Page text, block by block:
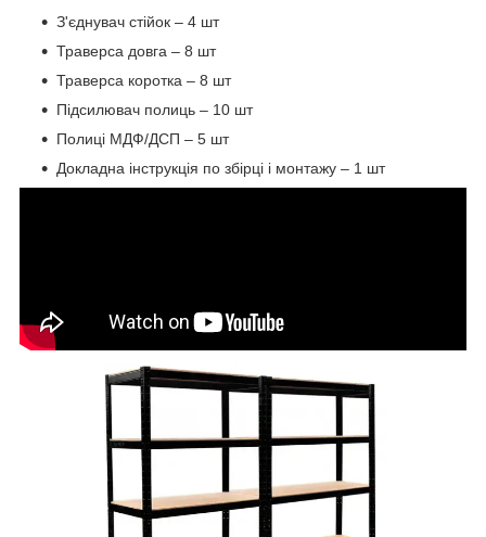
З'єднувач стійок – 4 шт
Траверса довга – 8 шт
Траверса коротка – 8 шт
Підсилювач полиць – 10 шт
Полиці МДФ/ДСП – 5 шт
Докладна інструкція по збірці і монтажу – 1 шт